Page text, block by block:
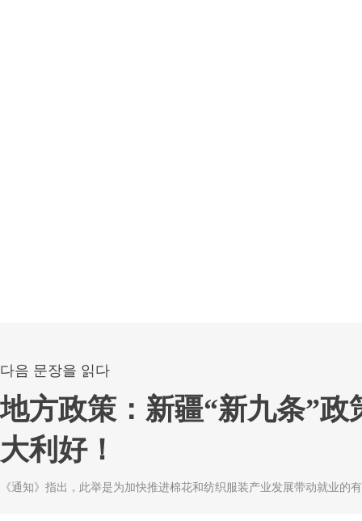
다음 문장을 읽다
地方政策：新疆“新九条”
大利好！
《通知》指出，此举是为加快推进棉花和纺织服装产业发展带动就业的